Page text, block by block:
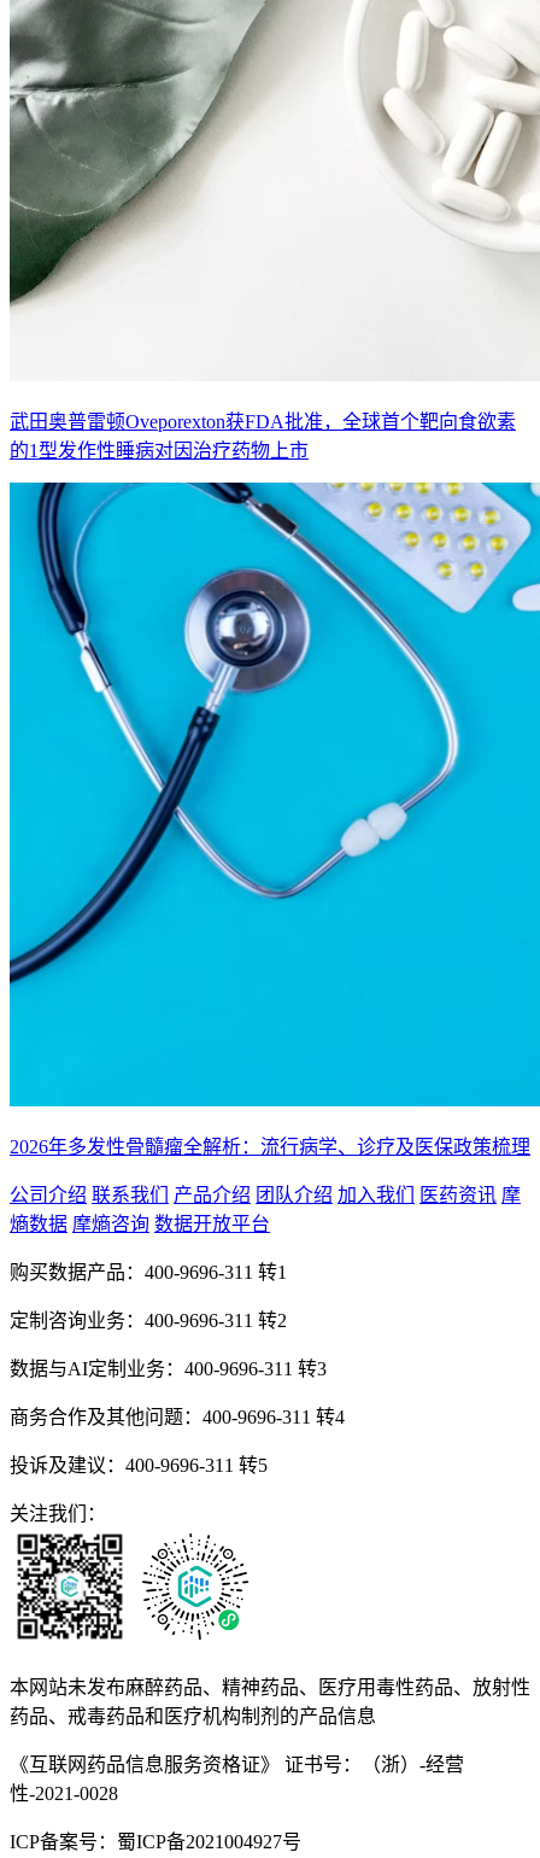
武田奥普雷顿Oveporexton获FDA批准，全球首个靶向食欲素
的1型发作性睡病对因治疗药物上市
2026年多发性骨髓瘤全解析：流行病学、诊疗及医保政策梳理
公司介绍 联系我们 产品介绍 团队介绍 加入我们 医药资讯 摩
熵数据 摩熵咨询 数据开放平台
购买数据产品： 400-9696-311 转1
定制咨询业务： 400-9696-311 转2
数据与AI定制业务： 400-9696-311 转3
商务合作及其他问题： 400-9696-311 转4
投诉及建议： 400-9696-311 转5
关注我们：
本网站未发布麻醉药品、精神药品、医疗用毒性药品、放射性
药品、戒毒药品和医疗机构制剂的产品信息
《互联网药品信息服务资格证》 证书号：（浙）-经营
性-2021-0028
ICP备案号：蜀ICP备2021004927号